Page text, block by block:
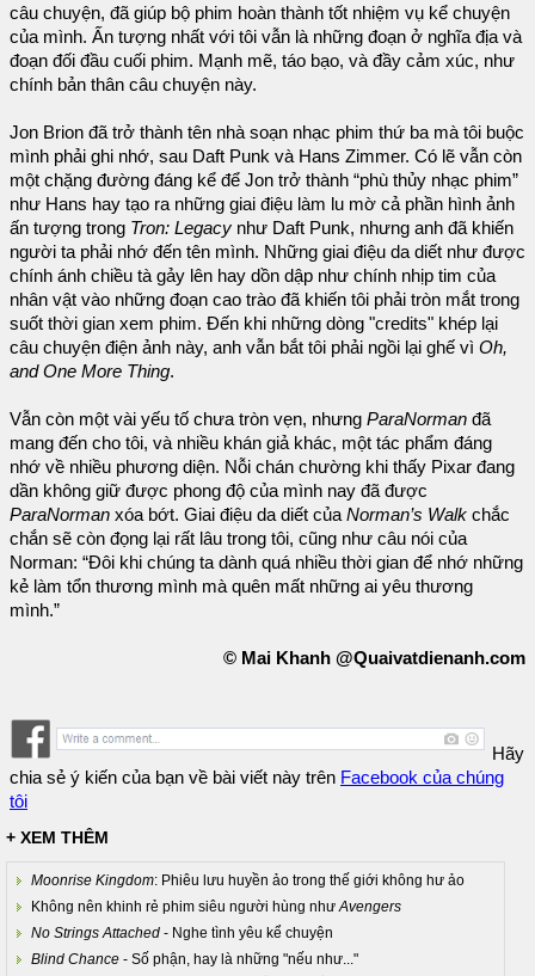
câu chuyện, đã giúp bộ phim hoàn thành tốt nhiệm vụ kể chuyện
của mình. Ấn tượng nhất với tôi vẫn là những đoạn ở nghĩa địa và
đoạn đối đầu cuối phim. Mạnh mẽ, táo bạo, và đầy cảm xúc, như
chính bản thân câu chuyện này.
Jon Brion đã trở thành tên nhà soạn nhạc phim thứ ba mà tôi buộc
mình phải ghi nhớ, sau Daft Punk và Hans Zimmer. Có lẽ vẫn còn
một chặng đường đáng kể để Jon trở thành “phù thủy nhạc phim”
như Hans hay tạo ra những giai điệu làm lu mờ cả phần hình ảnh
ấn tượng trong Tron: Legacy như Daft Punk, nhưng anh đã khiến
người ta phải nhớ đến tên mình. Những giai điệu da diết như được
chính ánh chiều tà gảy lên hay dồn dập như chính nhịp tim của
nhân vật vào những đoạn cao trào đã khiến tôi phải tròn mắt trong
suốt thời gian xem phim. Đến khi những dòng "credits" khép lại
câu chuyện điện ảnh này, anh vẫn bắt tôi phải ngồi lại ghế vì Oh,
and One More Thing.
Vẫn còn một vài yếu tố chưa tròn vẹn, nhưng ParaNorman đã
mang đến cho tôi, và nhiều khán giả khác, một tác phẩm đáng
nhớ về nhiều phương diện. Nỗi chán chường khi thấy Pixar đang
dần không giữ được phong độ của mình nay đã được
ParaNorman xóa bớt. Giai điệu da diết của Norman’s Walk chắc
chắn sẽ còn đọng lại rất lâu trong tôi, cũng như câu nói của
Norman: “Đôi khi chúng ta dành quá nhiều thời gian để nhớ những
kẻ làm tổn thương mình mà quên mất những ai yêu thương
mình.”
© Mai Khanh @Quaivatdienanh.com
Hãy
chia sẻ ý kiến của bạn về bài viết này trên Facebook của chúng
tôi
+ XEM THÊM
Moonrise Kingdom: Phiêu lưu huyền ảo trong thế giới không hư ảo
Không nên khinh rẻ phim siêu người hùng nhưAvengers
No Strings Attached - Nghe tình yêu kể chuyện
Blind Chance - Số phận, hay là những "nếu như..."